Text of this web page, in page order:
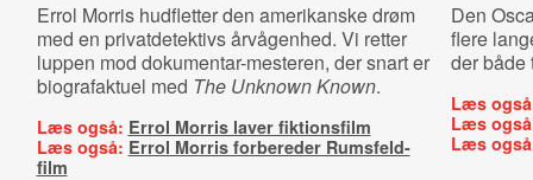
Errol Morris hudfletter den amerikanske drøm
med en privatdetektivs årvågenhed. Vi retter
luppen mod dokumentar-mesteren, der snart er
biografaktuel med The Unknown Known.
Læs også: Errol Morris laver fiktionsfilm
Læs også: Errol Morris forbereder Rumsfeld-
film
Den
flere
der både
Læs
Læs
Læs